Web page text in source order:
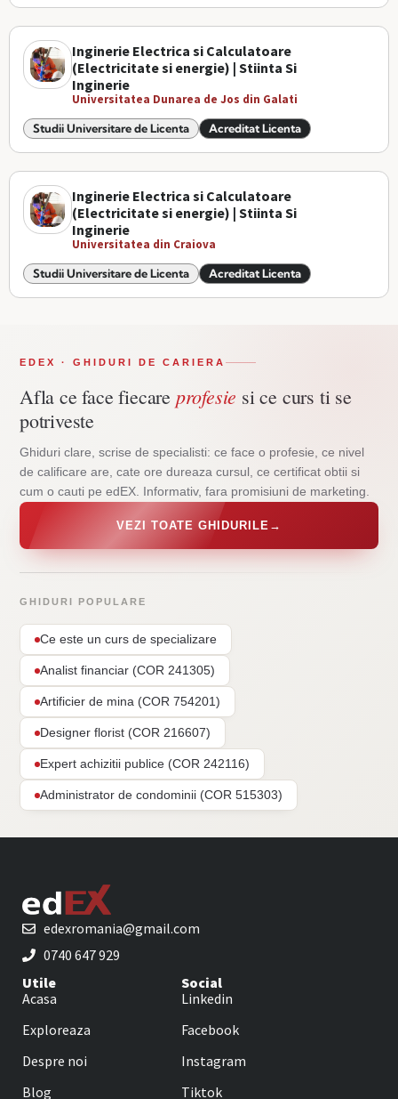
Inginerie Electrica si Calculatoare
(Electricitate si energie) | Stiinta Si
Inginerie
Universitatea Dunarea de Jos din Galati
Studii Universitare de Licenta Acreditat Licenta
Inginerie Electrica si Calculatoare
(Electricitate si energie) | Stiinta Si
Inginerie
Universitatea din Craiova
Studii Universitare de Licenta Acreditat Licenta
EDEX · GHIDURI DE CARIERA
Afla ce face fiecare profesie si ce curs ti se
potriveste
Ghiduri clare, scrise de specialisti: ce face o profesie, ce nivel
de calificare are, cate ore dureaza cursul, ce certificat obtii si
cum o cauti pe edEX. Informativ, fara promisiuni de marketing.
VEZI TOATE GHIDURILE →
GHIDURI POPULARE
Ce este un curs de specializare
Analist financiar (COR 241305)
Artificier de mina (COR 754201)
Designer florist (COR 216607)
Expert achizitii publice (COR 242116)
Administrator de condominii (COR 515303)
edexromania@gmail.com
0740 647 929
Utile
Acasa
Exploreaza
Despre noi
Blog
Social
Linkedin
Facebook
Instagram
Tiktok